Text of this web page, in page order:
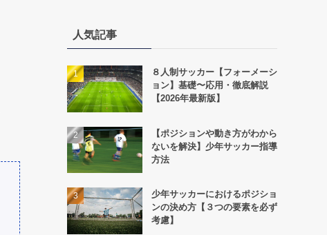
ー人気記事
８人制サッカー【フォーメーシ
ョン】基礎〜応用・徹底解説
【2026年最新版】
【ポジションや動き方がわから
ないを解決】少年サッカー指導
方法
少年サッカーにおけるポジショ
ンの決め方【３つの要素を必ず
考慮】